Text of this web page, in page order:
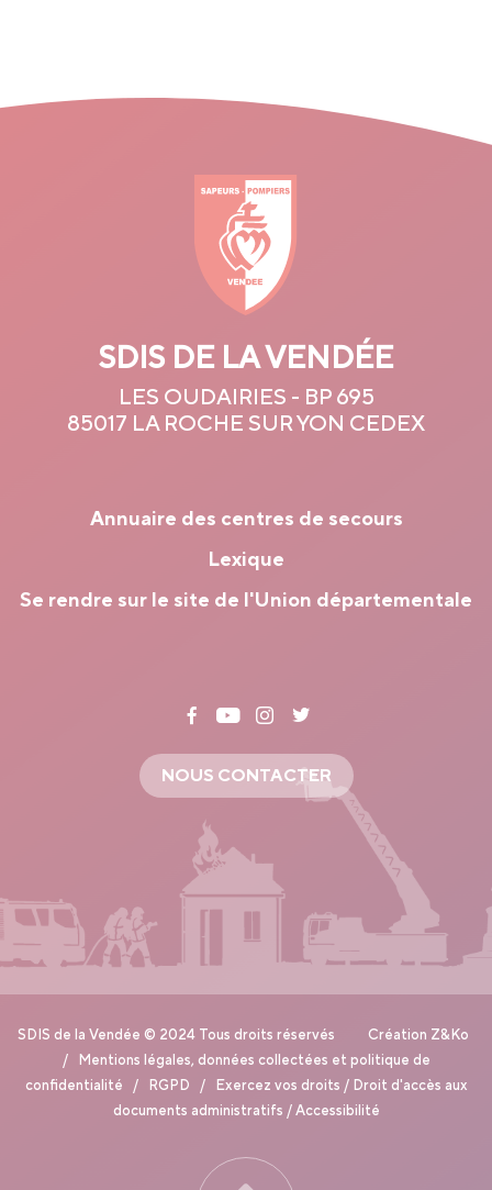
SDIS DE LA VENDÉE
LES OUDAIRIES - BP 695
85017 LA ROCHE SUR YON CEDEX
Annuaire des centres de secours
Lexique
Se rendre sur le site de l'Union départementale
NOUS CONTACTER
SDIS de la Vendée © 2024 Tous droits réservés Création Z&Ko
/
Mentions légales, données collectées et politique de
confidentialité / RGPD / Exercez vos droits / Droit d'accès aux
documents administratifs / Accessibilité